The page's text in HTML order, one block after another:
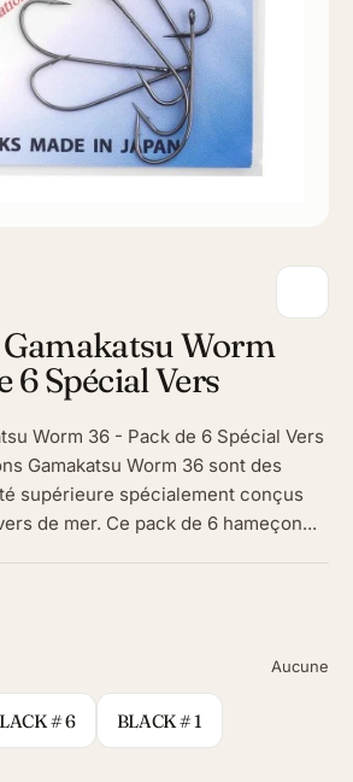
Worm
6 Spécial Vers
Worm 36 - Pack de 6 Spécial Vers
Gamakatsu Worm 36 sont des
supérieure spécialement conçus
de mer. Ce pack de 6 hameçon...
Aucune
# 6 BLACK # 1